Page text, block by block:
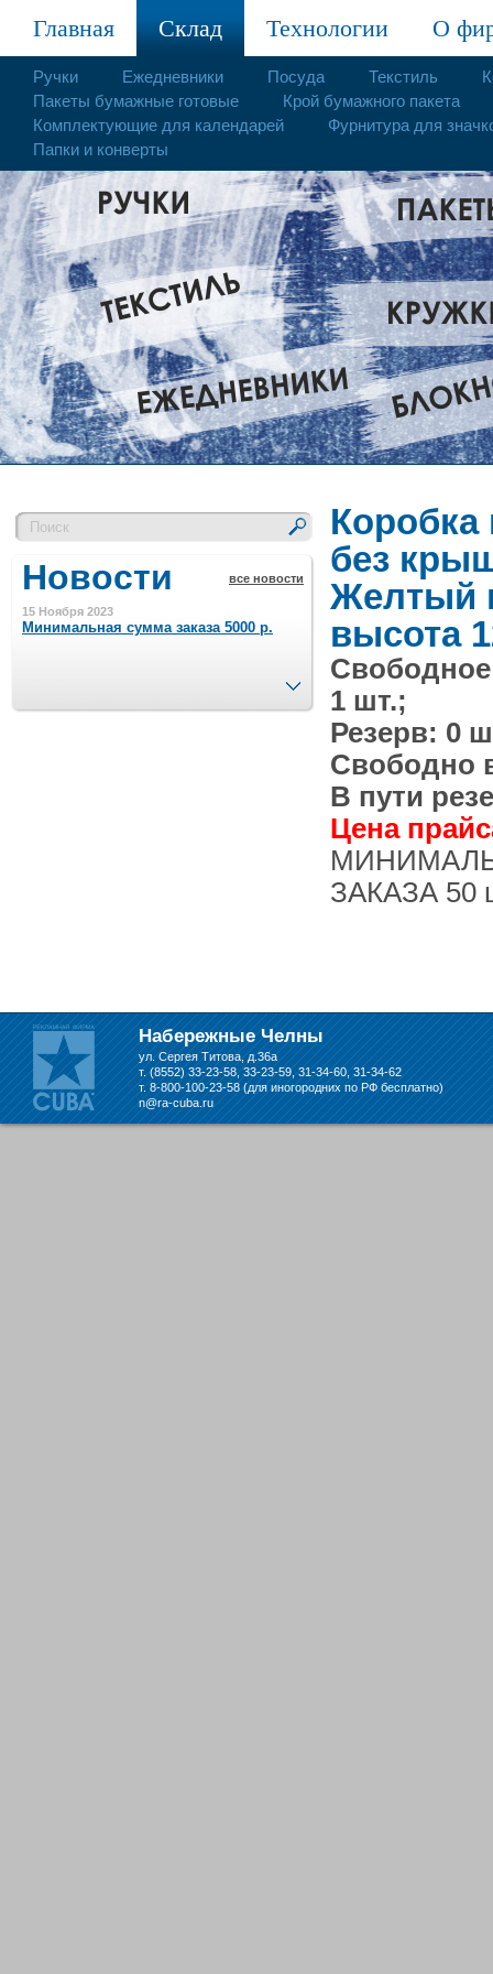
Главная Склад Технологии О
Ручки Ежедневники Посуда Текстиль
Пакеты бумажные готовые
Крой бумажного пакета
Комплектующие для календарей
Фурнитура для
Папки и конверты
Новости все новости
15 Ноября 2023
Минимальная сумма заказа 5000 р.
Шляпные коробочки производим
След.
без
Желтый
высота
1 шт.;
Резерв: 0
Свободно
В пути
Цена
ЗАКАЗА 50
Набережные Челны
ул. Сергея Титова, д.36а
т. (8552) 33-23-58, 33-23-59, 31-34-60, 31-34-62
т. 8-800-100-23-58 (для иногородних по РФ бесплатно)
n@ra-cuba.ru